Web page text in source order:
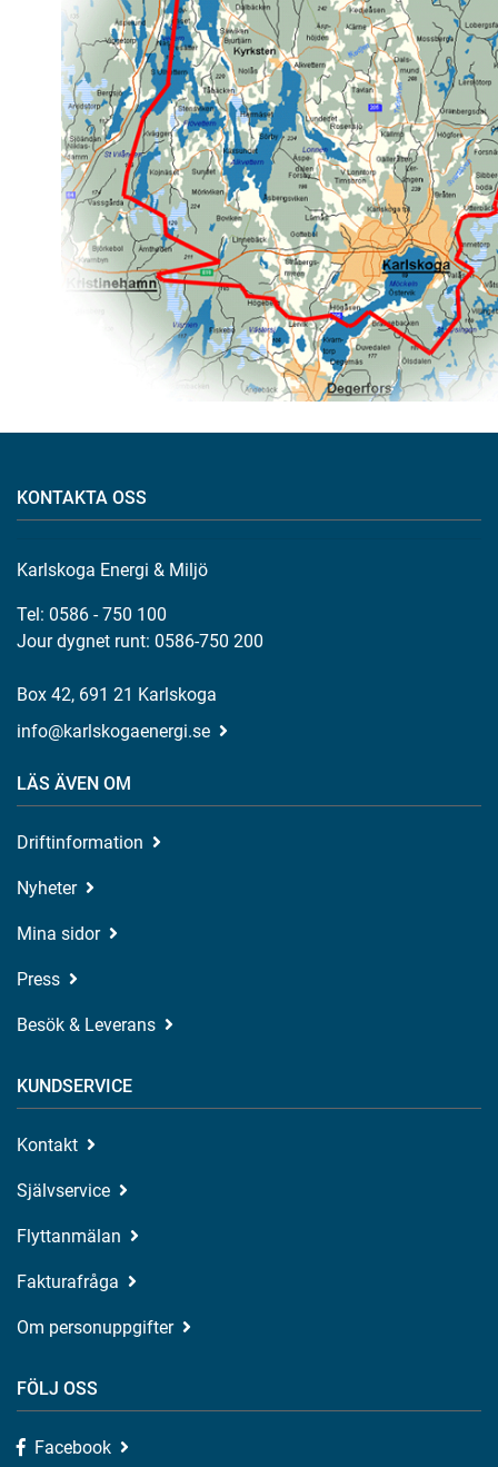
KONTAKTA OSS
Karlskoga Energi & Miljö
Tel: 0586 - 750 100
Jour dygnet runt: 0586-750 200
Box 42, 691 21 Karlskoga
info@karlskogaenergi.se
LÄS ÄVEN OM
Driftinformation
Nyheter
Mina sidor
Press
Besök & Leverans
KUNDSERVICE
Kontakt
Självservice
Flyttanmälan
Fakturafråga
Om personuppgifter
FÖLJ OSS
Facebook